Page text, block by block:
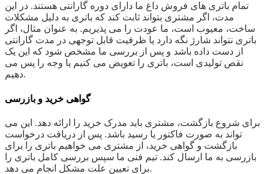
تمام باتری های فروش داغ ما دارای دوره گارانتی هستند. در این
مدت، اگر مشتری بتواند ثابت کند که باتری به دلیل مشکلات
ساخت، معیوب است، ما عودت را می پذیریم. به عنوان مثال، اگر
باتری نتواند شارژ نگه دارد یا ظرفیت قابل توجهی در مدت گارانتی
از دست داده باشد و پس از بررسی ما مشخص شود که این یک
نقص تولیدی است، باتری را تعویض می کنیم یا وجه را پس می
دهیم.
گواهی خرید و بازرسی
برای شروع بازگشت، مشتری باید مدرک خرید را ارائه دهد. این می
تواند به صورت فاکتور یا رسید باشد. پس از دریافت درخواست
بازگشت و گواهی خرید، از مشتری می خواهیم باتری را برای
بازرسی به ما ارسال کند. تیم فنی ما سپس بررسی کامل باتری را
برای تعیین علت مشکل انجام می دهد.